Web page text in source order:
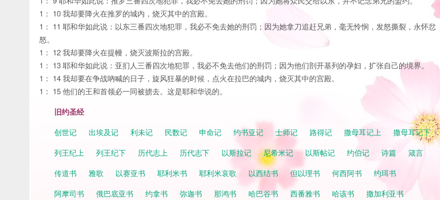
1： 10 我却要降火在推罗的城内，烧灭其中的宫殿。
1： 11 耶和华如此说：以东三番四次地犯罪，我必不免去她的刑罚；因为她拿刀追赶兄弟，毫无怜悯，发怒撕裂，永怀忿
怒。
1： 12 我却要降火在提幔，烧灭波斯拉的宫殿。
1： 13 耶和华如此说：亚扪人三番四次地犯罪，我必不免去他们的刑罚；因为他们剖开基列的孕妇，扩张自己的境界。
1： 14 我却要在争战吶喊的日子，旋风狂暴的时候，点火在拉巴的城内，烧灭其中的宫殿。
1： 15 他们的王和首领必一同被掳去。这是耶和华说的。
旧约圣经
创世记 出埃及记 利未记 民数记 申命记 约书亚记 士师记 路得记 撒母耳记上
撒母耳记下
列王纪上
列王纪下 历代志上 历代志下 以斯拉记 尼希米记 以斯帖记 约伯记 诗篇
箴言
传道书
雅歌 以赛亚书 耶利米书 耶利米哀歌 以西结书 但以理书 何西阿书
约珥书
阿摩司书
俄巴底亚书 约拿书 弥迦书 那鸿书 哈巴谷书 西番雅书 哈该书
撒加利亚书